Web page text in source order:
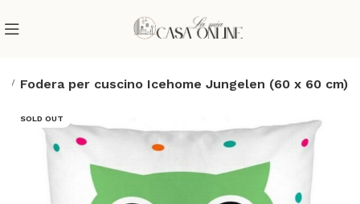
Fodera per cuscino Icehome Jungelen (60 x 60 cm)
SOLD OUT